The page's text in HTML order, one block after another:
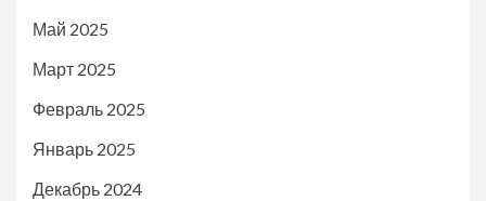
Май 2025
Март 2025
Февраль 2025
Январь 2025
Декабрь 2024